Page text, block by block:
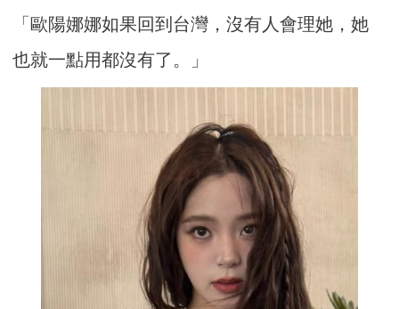
「歐陽娜娜如果回到台灣，沒有人會理她，她
也就一點用都沒有了。」